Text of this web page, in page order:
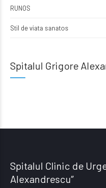
RUNOS
Stil de viata sanatos
Spitalul Grigore
Spitalul Clinic de
Alexandrescu”